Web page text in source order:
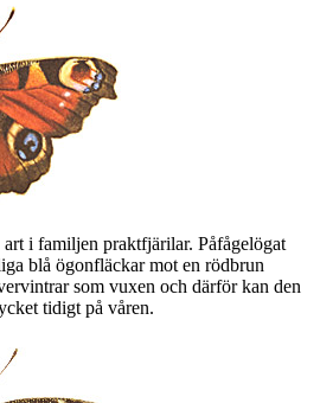
art i familjen praktfjärilar. Påfågelögat
blå ögonfläckar mot en rödbrun
som vuxen och därför kan den
tidigt på våren.